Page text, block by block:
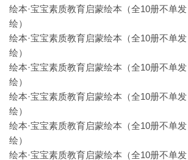
绘本·宝宝素质教育启蒙绘本（全10册不单
绘）
绘本·宝宝素质教育启蒙绘本（全10册不单
绘）
绘本·宝宝素质教育启蒙绘本（全10册不单
绘）
绘本·宝宝素质教育启蒙绘本（全10册不单
绘）
绘本·宝宝素质教育启蒙绘本（全10册不单
绘）
绘本·宝宝素质教育启蒙绘本（全10册不单